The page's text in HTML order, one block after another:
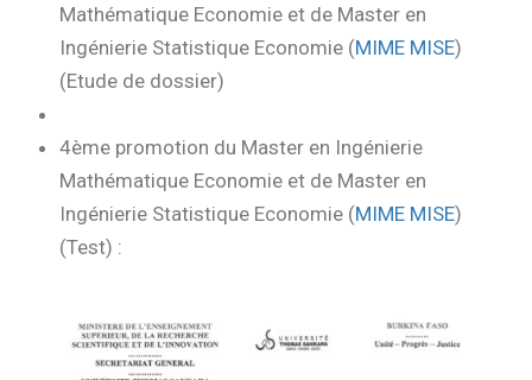
Mathématique Economie et de Master en
Ingénierie Statistique Economie (MIME MISE)
(Etude de dossier)
4ème promotion du Master en Ingénierie
Mathématique Economie et de Master en
Ingénierie Statistique Economie (MIME MISE)
(Test) :